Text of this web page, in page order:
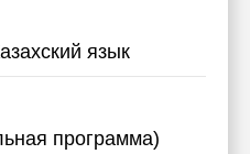
язык
программа)